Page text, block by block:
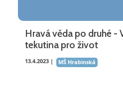
Hravá věda po druhé -
tekutina pro život
13.4.2023 | MŠ Hrabinská